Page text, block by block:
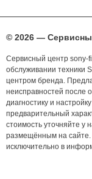
© 2026 —
Сервисный центр sony-
обслуживании техники
центром бренда.
неисправностей после
диагностику и
предварительный
стоимость уточняйте
размещённым на
исключительно в